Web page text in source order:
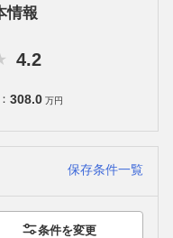
情報
4.2
308.0 万円
保存条件一覧
条件を変更